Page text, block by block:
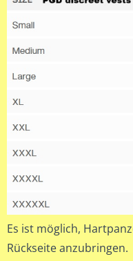
Es ist möglich,
Rückseite anzubringen.